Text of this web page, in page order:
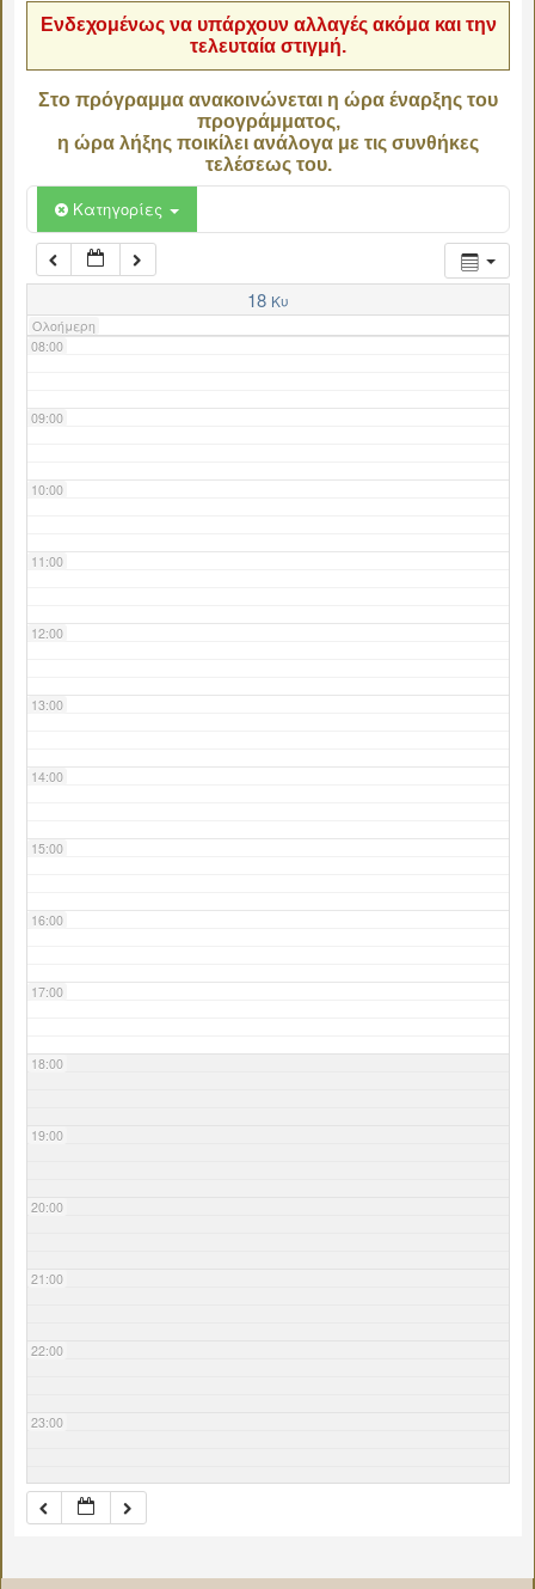
Ενδεχομένως να υπάρχουν αλλαγές ακόμα και την
τελευταία στιγμή.
Στο πρόγραμμα ανακοινώνεται η ώρα έναρξης του
προγράμματος,
η ώρα λήξης ποικίλει ανάλογα με τις συνθήκες
τελέσεως του.
Κατηγορίες
18 Κυ
Ολοήμερη
06:00
07:00
08:00
09:00
10:00
11:00
12:00
13:00
14:00
15:00
16:00
17:00
18:00
19:00
20:00
21:00
22:00
23:00